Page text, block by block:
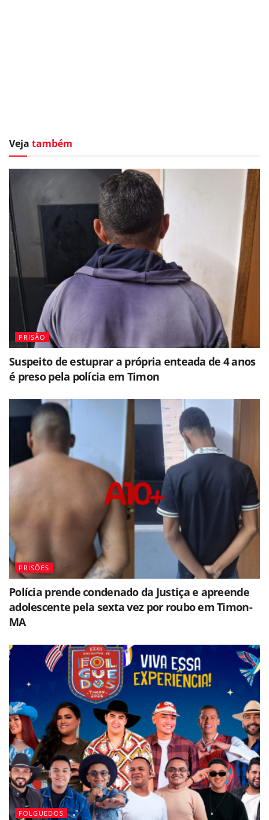
Veja também
PRISÃO
Suspeito de estuprar a própria enteada de 4 anos
é preso pela polícia em Timon
PRISÕES
Polícia prende condenado da Justiça e apreende
adolescente pela sexta vez por roubo em Timon-
MA
FOLGUEDOS